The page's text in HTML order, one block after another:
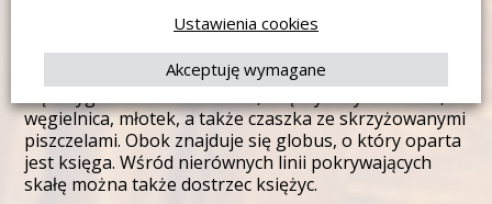
i opasana jest sznurem, nawiązującym zapewne w
swej symbolice do powrozu krępującego profana w
czasie ceremonii inicjacji do loży. Na murze znajdują
węgielnica, młotek, a także czaszka ze skrzyżowanymi
piszczelami. Obok znajduje się globus, o który oparta
jest księga. Wśród nierównych linii pokrywających
skałę można także dostrzec księżyc.
Ustawienia cookies
Akceptuję wymagane